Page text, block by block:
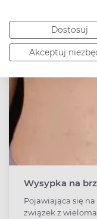
Dostosuj
Akceptuj
Wysypka na
Pojawiająca się
związek z